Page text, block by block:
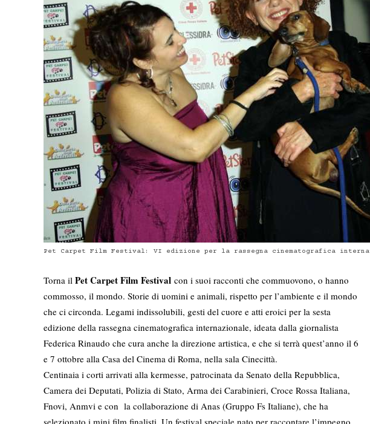
Pet Carpet Film Festival: VI edizione per la rassegna cinematografica
Torna il Pet Carpet Film Festival con i suoi racconti che commuovono, o hanno
commosso, il mondo. Storie di uomini e animali, rispetto per l’ambiente e il mondo
che ci circonda. Legami indissolubili, gesti del cuore e atti eroici per la sesta
edizione della rassegna cinematografica internazionale, ideata dalla giornalista
Federica Rinaudo che cura anche la direzione artistica, e che si terrà quest’anno il 6
e 7 ottobre alla Casa del Cinema di Roma, nella sala Cinecittà.
Centinaia i corti arrivati alla kermesse, patrocinata da Senato della Repubblica,
Camera dei Deputati, Polizia di Stato, Arma dei Carabinieri, Croce Rossa Italiana,
Fnovi, Anmvi e con la collaborazione di Anas (Gruppo Fs Italiane), che ha
selezionato i mini film finalisti. Un festival speciale nato per raccontare l’impegno